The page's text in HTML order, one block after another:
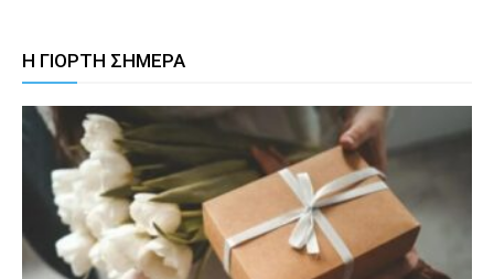
Η ΓΙΟΡΤΗ ΣΗΜΕΡΑ